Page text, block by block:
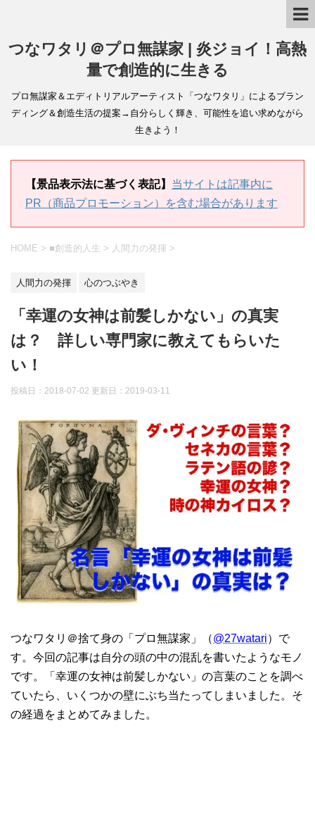
つなワタリ＠プロ無謀家 | 炎ジョイ！高熱
量で創造的に生きる
プロ無謀家＆エディトリアルアーティスト「つなワタリ」によるブラン
ディング＆創造生活の提案→自分らしく輝き、可能性を追い求めながら
生きよう！
【景品表示法に基づく表記】 当サイトは記事内に
PR（商品プロモーション）を含む場合があります
HOME > ■創造的人生 > 人間力の発揮 >
人間力の発揮 心のつぶやき
「幸運の女神は前髪しかない」の真実
は？ 詳しい専門家に教えてもらいた
い！
投稿日：2018-07-02 更新日： 2019-03-11
つなワタリ＠捨て身の「プロ無謀家」（@27watari）で
す。今回の記事は自分の頭の中の混乱を書いたようなモノ
です。「幸運の女神は前髪しかない」の言葉のことを調べ
ていたら、いくつかの壁にぶち当たってしまいました。そ
の経過をまとめてみました。